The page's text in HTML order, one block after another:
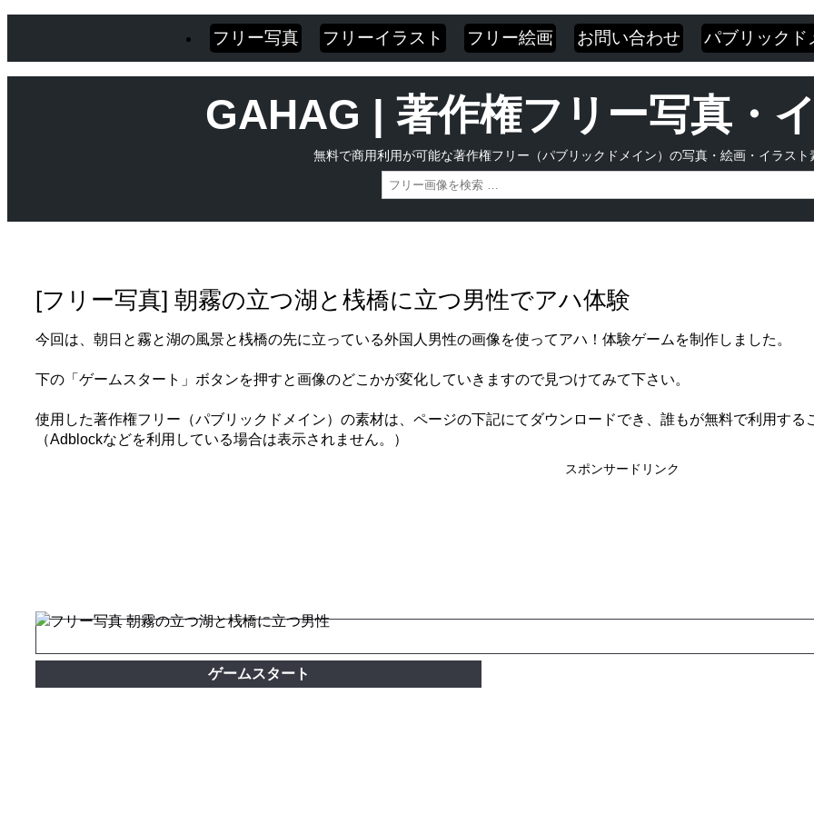
フリー写真 フリーイラスト フリー絵画 お問い合わせ パブリックド
GAHAG | 著作権フリー写真・
無料で商用利用が可能な著作権フリー（パブリックドメイン）の写真・絵画・イラスト
[フリー写真] 朝霧の立つ湖と桟橋に立つ男性でアハ体験
今回は、朝日と霧と湖の風景と桟橋の先に立っている外国人男性の画像を使ってアハ！体験ゲームを制作しました。
下の「ゲームスタート」ボタンを押すと画像のどこかが変化していきますので見つけてみて下さい。
使用した著作権フリー（パブリックドメイン）の素材は、ページの下記にてダウンロードでき、誰もが無料で利用する
（Adblockなどを利用している場合は表示されません。）
スポンサードリンク
ゲームスタート